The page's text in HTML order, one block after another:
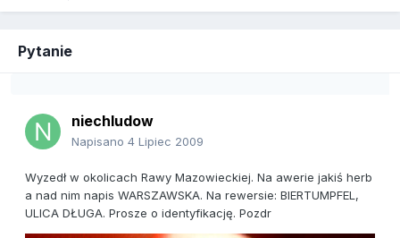
Pytanie
niechludow
Napisano 4 Lipiec 2009
Wyzedł w okolicach Rawy Mazowieckiej. Na awerie jakiś herb
a nad nim napis WARSZAWSKA. Na rewersie: BIERTUMPFEL,
ULICA DŁUGA. Prosze o identyfikację. Pozdr